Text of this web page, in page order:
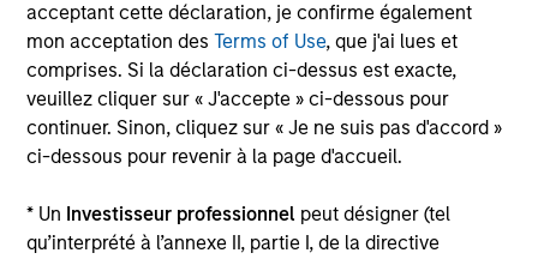
acceptant cette déclaration, je confirme également
mon acceptation desTerms of Use, que j'ai lues et
comprises. Si la déclaration ci-dessus est exacte,
veuillez cliquer sur « J'accepte » ci-dessous pour
continuer. Sinon, cliquez sur « Je ne suis pas d'accord »
ci-dessous pour revenir à la page d'accueil.
* Un Investisseur professionnel peut désigner (tel
qu’interprété à l’annexe II, partie I, de la directive
calculs des données de performance sont basés
sur une comparaison de la VL, sont exprimés nets
de frais et ne prennent pas en compte les
commissions et coûts relatifs à l’émission et au
rachat de parts. La source de toutes les données
Morgan Stanley Investment Management.Merci
decliquer icipour obtenir des informations